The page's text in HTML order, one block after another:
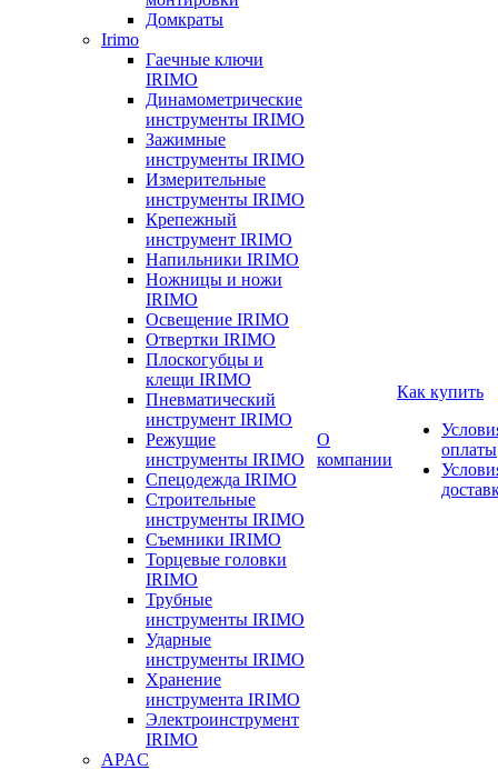
Домкраты
Irimo
Гаечные ключи
IRIMO
Динамометрические
инструменты IRIMO
Зажимные
инструменты IRIMO
Измерительные
инструменты IRIMO
Крепежный
инструмент IRIMO
Напильники IRIMO
Ножницы и ножи
IRIMO
Освещение IRIMO
Отвертки IRIMO
Плоскогубцы и
клещи IRIMO
Пневматический
инструмент IRIMO
Режущие
инструменты IRIMO
Спецодежда IRIMO
Строительные
инструменты IRIMO
Съемники IRIMO
Торцевые головки
IRIMO
Трубные
инструменты IRIMO
Ударные
инструменты IRIMO
Хранение
инструмента IRIMO
Электроинструмент
IRIMO
APAC
О
компании
Как купить
оплаты